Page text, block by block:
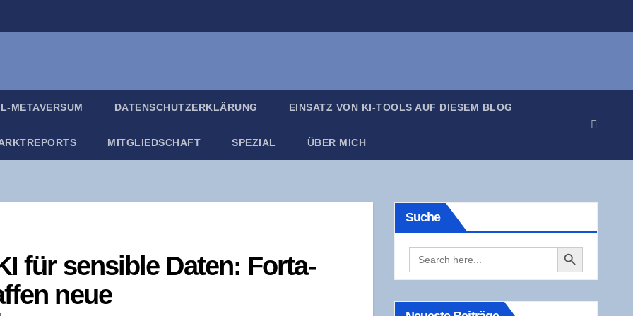
META­VER­SUM DATEN­SCHUTZ­ER­KLÄ­RUNG EIN­SATZ VON KI-TOOLS AUF DIE­SEM BLOG
MIT­GLIED­SCHAFT SPE­ZI­AL ÜBER MICH
für sen­si­ble Daten: Forta­
neue
Suche
Search
for:
Search Button